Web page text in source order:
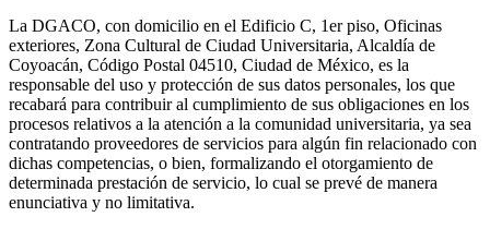
La DGACO, con domicilio en el Edificio C, 1er piso, Oficinas
exteriores, Zona Cultural de Ciudad Universitaria, Alcaldía de
Coyoacán, Código Postal 04510, Ciudad de México, es la
responsable del uso y protección de sus datos personales, los que
recabará para contribuir al cumplimiento de sus obligaciones en los
procesos relativos a la atención a la comunidad universitaria, ya sea
contratando proveedores de servicios para algún fin relacionado con
dichas competencias, o bien, formalizando el otorgamiento de
determinada prestación de servicio, lo cual se prevé de manera
enunciativa y no limitativa.